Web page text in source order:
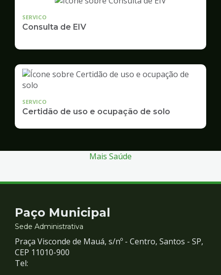
SERVICO
Consulta de EIV
SERVICO
Certidão de uso e ocupação de solo
Mais Saúde
Contato
e
Redes
Paço Municipal
Sede Administrativa
Praça Visconde de Mauá, s/nº - Centro, Santos - SP,
CEP 11010-900
Tel: